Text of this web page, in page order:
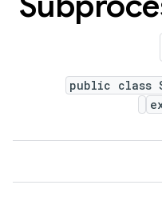
public class